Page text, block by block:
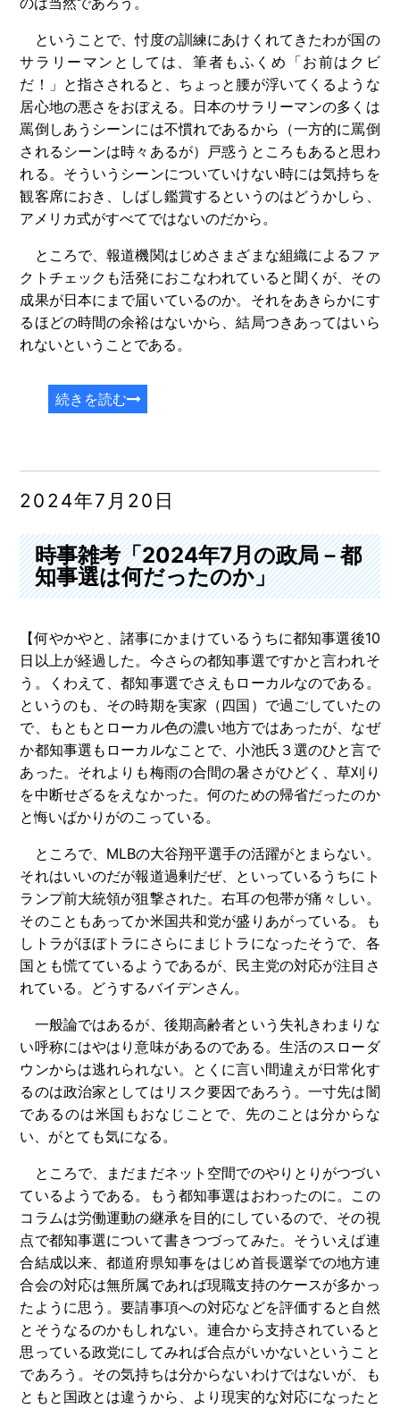
ということで、忖度の訓練にあけくれてきたわが国の
サラリーマンとしては、筆者もふくめ「お前はクビ
だ！」と指さされると、ちょっと腰が浮いてくるような
居心地の悪さをおぼえる。日本のサラリーマンの多くは
罵倒しあうシーンには不慣れであるから（一方的に罵倒
されるシーンは時々あるが）戸惑うところもあると思わ
れる。そういうシーンについていけない時には気持ちを
観客席におき、しばし鑑賞するというのはどうかしら、
アメリカ式がすべてではないのだから。
ところで、報道機関はじめさまざまな組織によるファ
クトチェックも活発におこなわれていると聞くが、その
成果が日本にまで届いているのか。それをあきらかにす
るほどの時間の余裕はないから、結局つきあってはいら
れないということである。
続きを読む
2024年7月20日
時事雑考「2024年7月の政局－都
知事選は何だったのか」
【何やかやと、諸事にかまけているうちに都知事選後10
日以上が経過した。今さらの都知事選ですかと言われそ
う。くわえて、都知事選でさえもローカルなのである。
というのも、その時期を実家（四国）で過ごしていたの
で、もともとローカル色の濃い地方ではあったが、なぜ
か都知事選もローカルなことで、小池氏３選のひと言で
あった。それよりも梅雨の合間の暑さがひどく、草刈り
を中断せざるをえなかった。何のための帰省だったのか
と悔いばかりがのこっている。
ところで、MLBの大谷翔平選手の活躍がとまらない。
それはいいのだが報道過剰だぜ、といっているうちにト
ランプ前大統領が狙撃された。右耳の包帯が痛々しい。
そのこともあってか米国共和党が盛りあがっている。も
しトラがほぼトラにさらにまじトラになったそうで、各
国とも慌てているようであるが、民主党の対応が注目さ
れている。どうするバイデンさん。
一般論ではあるが、後期高齢者という失礼きわまりな
い呼称にはやはり意味があるのである。生活のスローダ
ウンからは逃れられない。とくに言い間違えが日常化す
るのは政治家としてはリスク要因であろう。一寸先は闇
であるのは米国もおなじことで、先のことは分からな
い、がとても気になる。
ところで、まだまだネット空間でのやりとりがつづい
ているようである。もう都知事選はおわったのに。この
コラムは労働運動の継承を目的にしているので、その視
点で都知事選について書きつづってみた。そういえば連
合結成以来、都道府県知事をはじめ首長選挙での地方連
合会の対応は無所属であれば現職支持のケースが多かっ
たように思う。要請事項への対応などを評価すると自然
とそうなるのかもしれない。連合から支持されていると
思っている政党にしてみれば合点がいかないということ
であろう。その気持ちは分からないわけではないが、も
ともと国政とは違うから、より現実的な対応になったと